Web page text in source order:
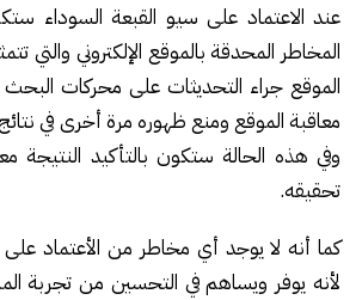
عند الاعتماد على سيو القبعة السوداء
المخاطر المحدقة بالموقع الإلكتروني والتي
الموقع جراء التحديثات على محركات
معاقبة الموقع ومنع ظهوره مرة أخرى في
وفي هذه الحالة ستكون بالتأكيد النتيجة
تحقيقه.
كما أنه لا يوجد أي مخاطر من الأعتماد على
لأنه يوفر ويساهم في التحسين من تجربة